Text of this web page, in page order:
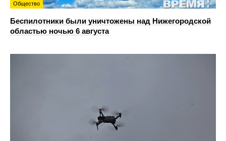
Общество
Беспилотники были уничтожены над Нижегородской
областью ночью 6 августа